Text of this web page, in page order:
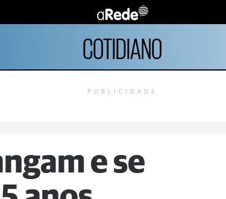
COTIDIANO
PUBLICIDADE
e se